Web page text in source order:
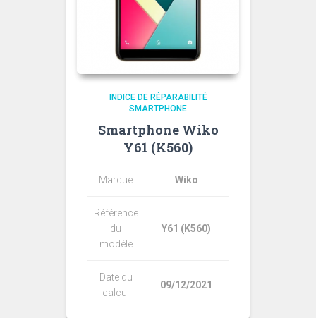
INDICE DE RÉPARABILITÉ
SMARTPHONE
Smartphone Wiko
Y61 (K560)
Marque Wiko
Référence
du
modèle
Y61 (K560)
Date du
calcul
09/12/2021